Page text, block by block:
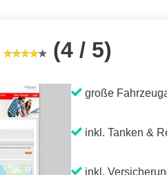
(4 / 5)
große
inkl. Tanken &
inkl.